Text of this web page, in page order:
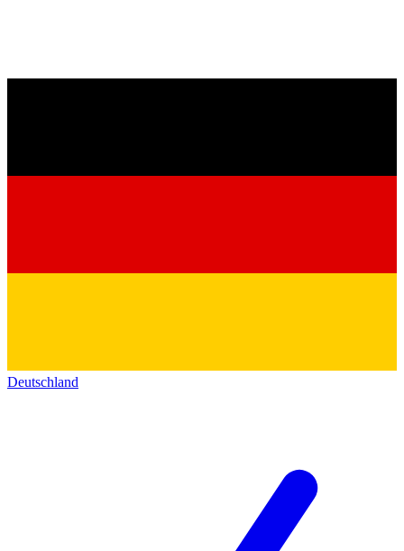
Deutschland